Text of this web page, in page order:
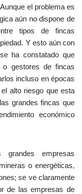
el problema es
aún no dispone de
tipos de fincas
Y esto aún con
ha constatado que
o gestores de fincas
incluso en épocas
alto riesgo que esta
grandes fincas que
económico
empresas
o energéticas,
se ve claramente
de las empresas de